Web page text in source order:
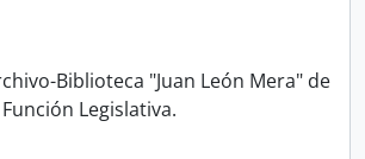
Biblioteca "Juan León Mera" de
Legislativa.